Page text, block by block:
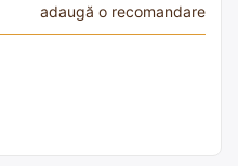
adaugă o recomandare